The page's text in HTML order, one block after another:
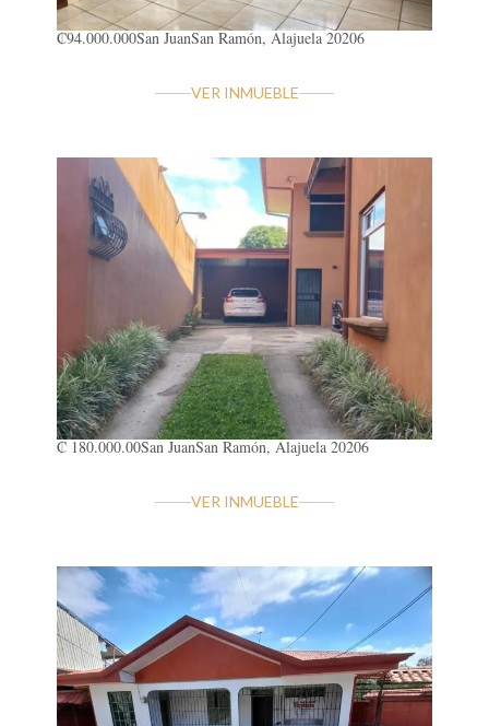
₡94.000.000San JuanSan Ramón, Alajuela 20206
VER INMUEBLE
₡ 180.000.00San JuanSan Ramón, Alajuela 20206
VER INMUEBLE